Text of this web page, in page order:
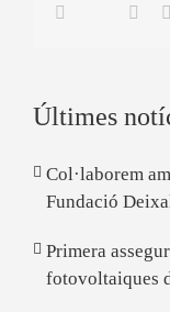
Facebook
Twitter
Últimes
Col·laborem
Fundació
Primera
fotovoltaiques